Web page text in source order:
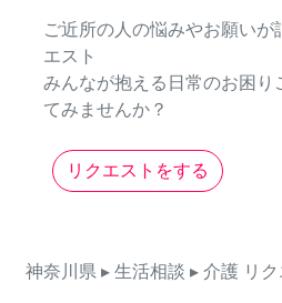
ご近所の人の悩みやお願いが
エスト
みんなが抱える日常のお困り
てみませんか？
リクエストをする
神奈川県 ▸ 生活相談 ▸ 介護 リ